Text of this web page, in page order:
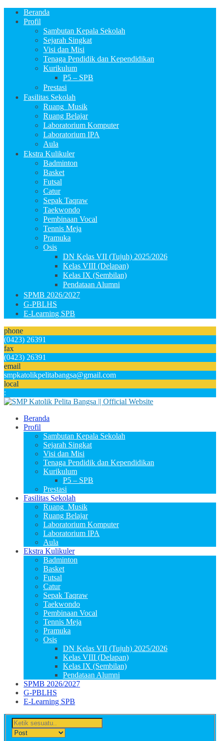
Beranda
Profil
Sambutan Kepala Sekolah
Sejarah Singkat
Visi dan Misi
Tenaga Pendidik dan Kependidikan
Kurikulum
P5 – SPB
Prestasi
Fasilitas Sekolah
Ruang_Musik
Ruang Belajar
Laboratorium Komputer
Laboratorium IPA
Aula
Ekstra Kulikuler
Badminton
Basket
Futsal
Catur
Sepak Taqraw
Taekwondo
Pembinaan Vocal
Tennis Meja
Pramuka
Osis
DN Kelas VII (Tujuh) 2025/2026
Kelas VIII (Delapan)
Kelas IX (Sembilan)
Pendataan Alumni
SPMB 2026/2027
G-PBLHS
E-Learning SPB
phone
(0423) 26391
fax
(0423) 26391
email
smpkatolikpelitabangsa@gmail.com
local
:
Beranda
Profil
Sambutan Kepala Sekolah
Sejarah Singkat
Visi dan Misi
Tenaga Pendidik dan Kependidikan
Kurikulum
P5 – SPB
Prestasi
Fasilitas Sekolah
Ruang_Musik
Ruang Belajar
Laboratorium Komputer
Laboratorium IPA
Aula
Ekstra Kulikuler
Badminton
Basket
Futsal
Catur
Sepak Taqraw
Taekwondo
Pembinaan Vocal
Tennis Meja
Pramuka
Osis
DN Kelas VII (Tujuh) 2025/2026
Kelas VIII (Delapan)
Kelas IX (Sembilan)
Pendataan Alumni
SPMB 2026/2027
G-PBLHS
E-Learning SPB